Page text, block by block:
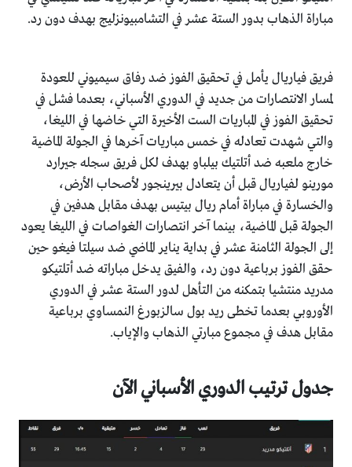
مباراة الذهاب بدور الستة عشر في التشامبيونزليج بهدف دون رد.
فريق فياريال يأمل في تحقيق الفوز ضد رفاق سيميوني للعودة
لمسار الانتصارات من جديد في الدوري الأسباني، بعدما فشل في
تحقيق الفوز في المباريات الست الأخيرة التي خاضها في الليغا،
والتي شهدت تعادله في خمس مباريات آخرها في الجولة الماضية
خارج ملعبه ضد أتلتيك بيلباو بهدف لكل فريق سجله جيرارد
مورينو لفياريال قبل أن يتعادل بيرينجور لأصحاب الأرض،
والخسارة في مباراة أمام ريال بيتيس بهدف مقابل هدفين في
الجولة قبل الماضية، بينما آخر انتصارات الغواصات في الليغا يعود
إلى الجولة الثامنة عشر في بداية يناير الماضي ضد سيلتا فيغو حين
حقق الفوز برباعية دون رد، والفيق يدخل مباراته ضد أتلتيكو
مدريد منتشيا بتمكنه من التأهل لدور الستة عشر في الدوري
الأوروبي بعدما تخطى ريد بول سالزبورغ النمساوي برباعية
مقابل هدف في مجموع مبارتي الذهاب والإياب.
جدول ترتيب الدوري الأسباني الآن